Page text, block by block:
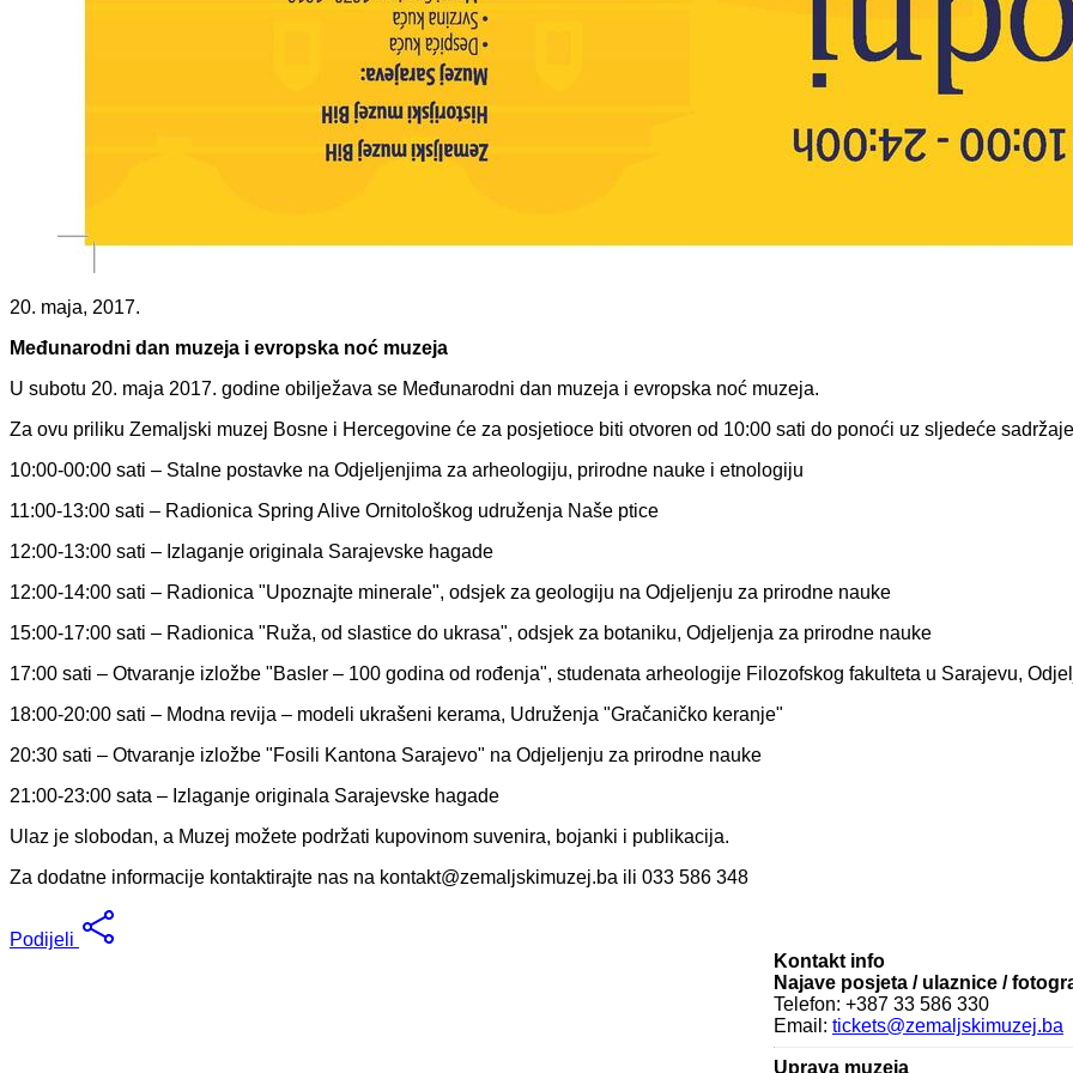
20. maja, 2017.
Međunarodni dan muzeja i evropska noć muzeja
U subotu 20. maja 2017. godine obilježava se Međunarodni dan muzeja i evropska noć muzeja.
Za ovu priliku Zemaljski muzej Bosne i Hercegovine će za posjetioce biti otvoren od 10:00 sati do ponoći uz sljedeće
10:00-00:00 sati – Stalne postavke na Odjeljenjima za arheologiju, prirodne nauke i etnologiju
11:00-13:00 sati – Radionica Spring Alive Ornitološkog udruženja Naše ptice
12:00-13:00 sati – Izlaganje originala Sarajevske hagade
12:00-14:00 sati – Radionica "Upoznajte minerale", odsjek za geologiju na Odjeljenju za prirodne nauke
15:00-17:00 sati – Radionica "Ruža, od slastice do ukrasa", odsjek za botaniku, Odjeljenja za prirodne nauke
17:00 sati – Otvaranje izložbe "Basler – 100 godina od rođenja", studenata arheologije Filozofskog fakulteta u Sarajevu,
18:00-20:00 sati – Modna revija – modeli ukrašeni kerama, Udruženja "Gračaničko keranje"
20:30 sati – Otvaranje izložbe "Fosili Kantona Sarajevo" na Odjeljenju za prirodne nauke
21:00-23:00 sata – Izlaganje originala Sarajevske hagade
Ulaz je slobodan, a Muzej možete podržati kupovinom suvenira, bojanki i publikacija.
Za dodatne informacije kontaktirajte nas na kontakt@zemaljskimuzej.ba ili 033 586 348
Podijeli
Kontakt info
Najave posjeta / ulaznice /
Telefon: +387 33 586 330
Email: tickets@zemaljskimuzej.ba
Uprava muzeja